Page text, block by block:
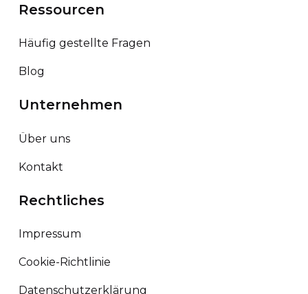
Ressourcen
Häufig gestellte Fragen
Blog
Unternehmen
Über uns
Kontakt
Rechtliches
Impressum
Cookie-Richtlinie
Datenschutzerklärung